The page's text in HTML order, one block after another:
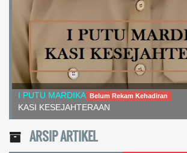
I PUTU MARDIKA Belum Rekam Kehadiran
KASI KESEJAHTERAAN
ARSIP ARTIKEL